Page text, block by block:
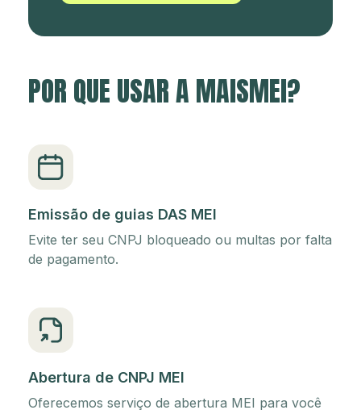
POR QUE USAR A MAISMEI?
Emissão de guias DAS MEI
Evite ter seu CNPJ bloqueado ou multas por falta
de pagamento.
Abertura de CNPJ MEI
Oferecemos serviço de abertura MEI para você